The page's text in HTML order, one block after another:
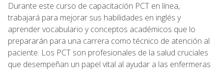
Durante este curso de capacitación PCT en línea,
trabajará para mejorar sus habilidades en inglés y
aprender vocabulario y conceptos académicos que lo
prepararán para una carrera como técnico de atención al
paciente. Los PCT son profesionales de la salud cruciales
que desempeñan un papel vital al ayudar a las enfermeras